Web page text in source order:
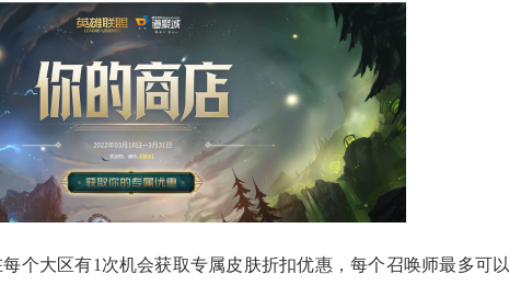
大区有1次机会获取专属皮肤折扣优惠，每个召唤师最多可以